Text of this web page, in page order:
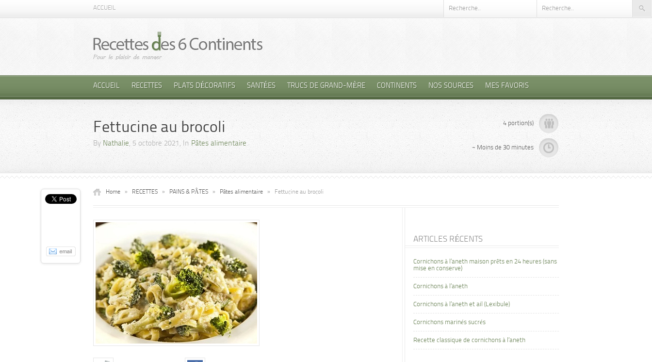
ACCUEIL
ACCUEIL RECETTES PLATS DÉCORATIFS SANTÉES TRUCS DE GRAND-MÈRE CONTINENTS NOS SOURCES MES FAVORIS
Fettucine au brocoli
By Nathalie, 5 octobre 2021, In Pâtes alimentaire
4 portion(s)
~ Moins de 30 minutes
Home » RECETTES » PAINS & PÂTES » Pâtes alimentaire » Fettucine au brocoli
ARTICLES RÉCENTS
Cornichons à l’aneth maison prêts en 24 heures (sans
mise en conserve)
Cornichons à l’aneth
Cornichons à l’aneth et ail (Lexibule)
Cornichons marinés sucrés
Recette classique de cornichons à l’aneth